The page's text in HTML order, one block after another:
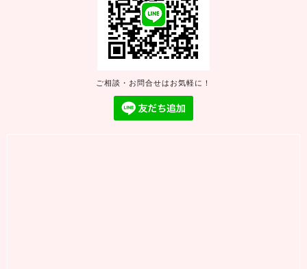
ご相談・お問合せはお気軽に！